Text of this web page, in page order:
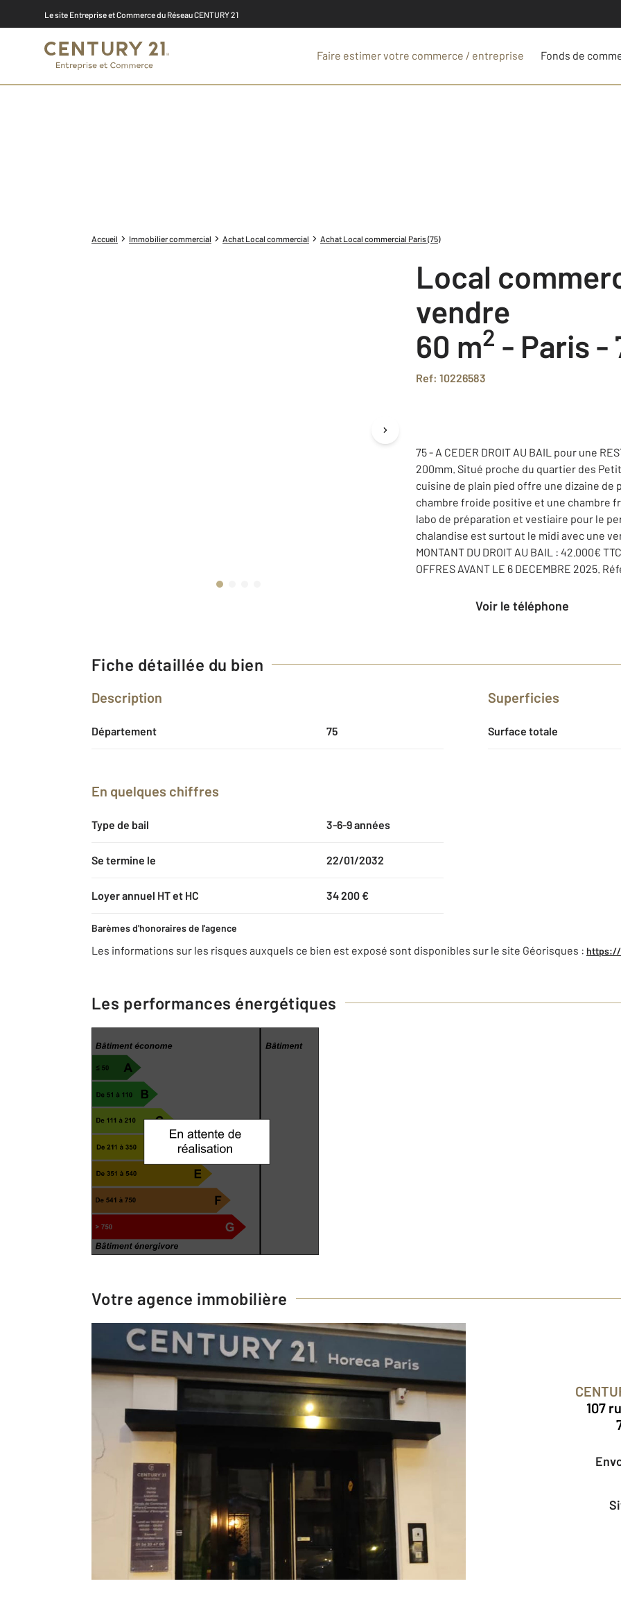
Le site Entreprise et Commerce du Réseau CENTURY 21
Faire estimer votre commerce / entreprise Fonds de
Accueil Immobilier commercial Achat Local commercial Achat Local commercial Paris (75)
Local commercial à
vendre
60 m2 - Paris -
Ref: 10226583
75 - A CEDER DROIT AU BAIL pour une
200mm. Situé proche du quartier des
cuisine de plain pied offre une dizaine de
chambre froide positive et une chambre
labo de préparation et vestiaire pour le
chalandise est surtout le midi avec une
MONTANT DU DROIT AU BAIL : 42.000€
OFFRES AVANT LE 6 DECEMBRE 2025.
Voir le téléphone
Fiche détaillée du bien
Description
Département 75
Superficies
Surface totale
En quelques chiffres
Type de bail 3-6-9 années
Se termine le 22/01/2032
Loyer annuel HT et HC 34 200 €
Barèmes d'honoraires de l'agence
Les informations sur les risques auxquels ce bien est exposé sont disponibles sur le site Géorisques : https://
Les performances énergétiques
Votre agence immobilière
107